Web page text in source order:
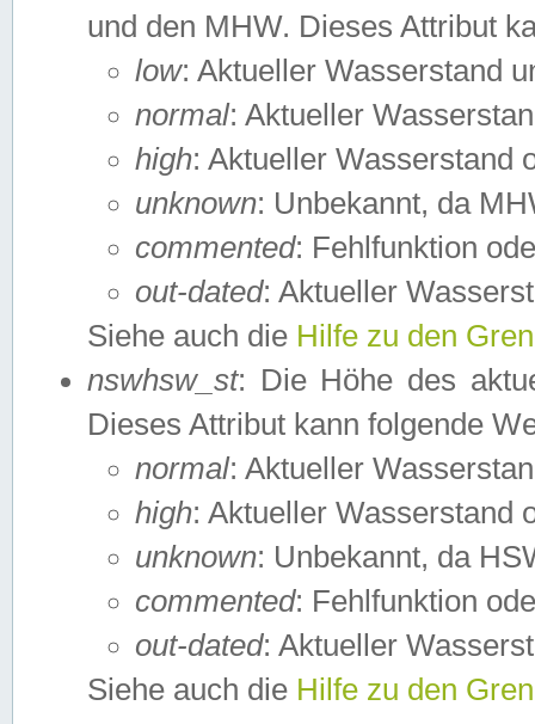
und den MHW. Dieses Attribut
low: Aktueller Wasserstand
normal: Aktueller
high: Aktueller Wasserstand
unknown: Unbekannt, da
commented: Fehlfunktion
out-dated: Aktueller
Siehe auch die Hilfe zu den
nswhsw_st: Die Höhe des
Dieses Attribut kann folgende
normal: Aktueller
high: Aktueller Wasserstand
unknown: Unbekannt, da
commented: Fehlfunktion
out-dated: Aktueller
Siehe auch die Hilfe zu den